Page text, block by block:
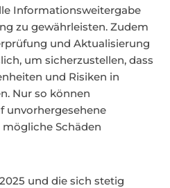
Informationsweitergabe
zu gewährleisten. Zudem
und Aktualisierung
um sicherzustellen, dass
und Risiken in
Nur so können
unvorhergesehene
Schäden
und die sich stetig